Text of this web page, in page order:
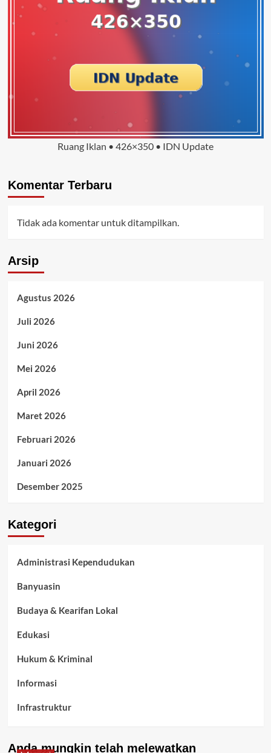
Ruang Iklan • 426×350 • IDN Update
Komentar Terbaru
Tidak ada komentar untuk ditampilkan.
Arsip
Agustus 2026
Juli 2026
Juni 2026
Mei 2026
April 2026
Maret 2026
Februari 2026
Januari 2026
Desember 2025
Kategori
Administrasi Kependudukan
Banyuasin
Budaya & Kearifan Lokal
Edukasi
Hukum & Kriminal
Informasi
Infrastruktur
Anda mungkin telah melewatkan